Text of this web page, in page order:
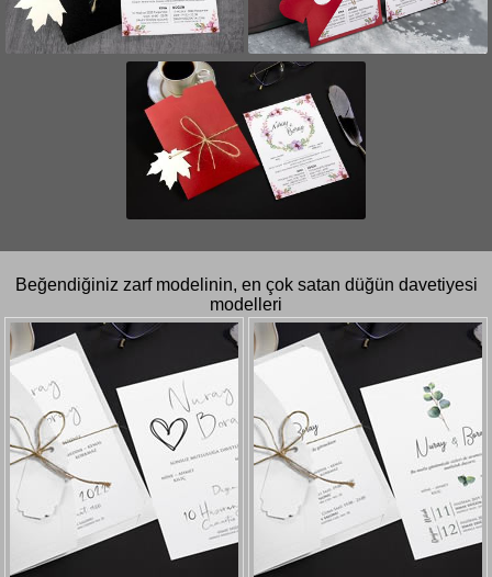
Beğendiğiniz zarf modelinin, en çok satan düğün davetiyesi
modelleri